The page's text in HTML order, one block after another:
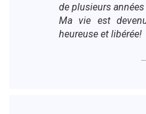
de plusieurs
Ma vie est
heureuse et libérée!